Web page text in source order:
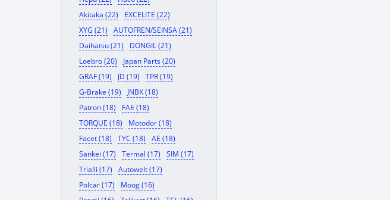
Akitaka (22)
EXCELITE (22)
XYG (21)
AUTOFREN/SEINSA (21)
Daihatsu (21)
DONGIL (21)
Loebro (20)
Japan Parts (20)
GRAF (19)
JD (19)
TPR (19)
G-Brake (19)
JNBK (18)
Patron (18)
FAE (18)
TORQUE (18)
Motodor (18)
Facet (18)
TYC (18)
AE (18)
Sankei (17)
Termal (17)
SIM (17)
Trialli (17)
Autowelt (17)
Polcar (17)
Moog (16)